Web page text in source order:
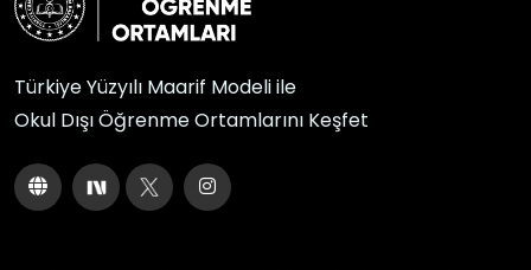
Türkiye Yüzyılı Maarif Modeli ile
Okul Dışı Öğrenme Ortamlarını Keşfet